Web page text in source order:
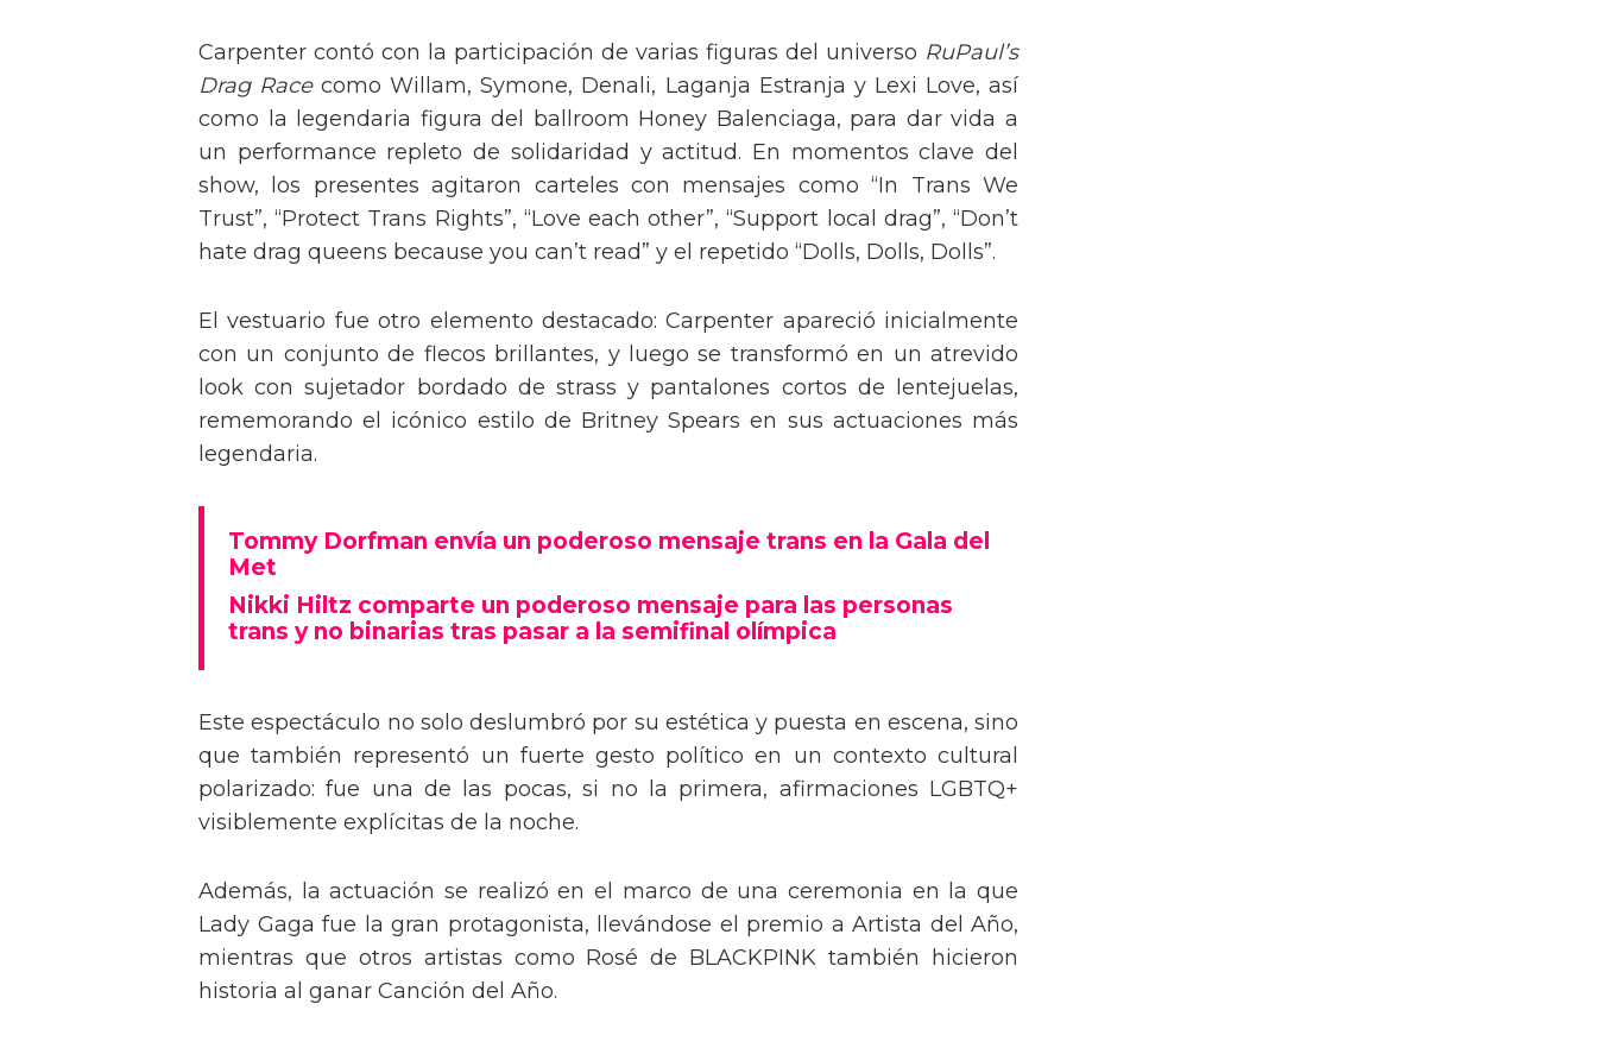
Carpenter contó con la participación de varias figuras del universo RuPaul’s
Drag Racecomo Willam, Symone, Denali, Laganja Estranja y Lexi Love, así
como la legendaria figura del ballroom Honey Balenciaga, para dar vida a
un performance repleto de solidaridad y actitud. En momentos clave del
show, los presentes agitaron carteles con mensajes como “In Trans We
Trust”, “Protect Trans Rights”, “Love each other”, “Support local drag”, “Don’t
hate drag queens because you can’t read” y el repetido “Dolls, Dolls, Dolls”.
El vestuario fue otro elemento destacado: Carpenter apareció inicialmente
con un conjunto de flecos brillantes, y luego se transformó en un atrevido
look con sujetador bordado de strass y pantalones cortos de lentejuelas,
rememorando el icónico estilo de Britney Spears en sus actuaciones más
legendaria.
Tommy Dorfman envía un poderoso mensaje trans en la Gala del
Met
Nikki Hiltz comparte un poderoso mensaje para las personas
trans y no binarias tras pasar a la semifinal olímpica
Este espectáculo no solo deslumbró por su estética y puesta en escena, sino
que también representó un fuerte gesto político en un contexto cultural
polarizado: fue una de las pocas, si no la primera, afirmaciones LGBTQ+
visiblemente explícitas de la noche.
Además, la actuación se realizó en el marco de una ceremonia en la que
Lady Gaga fue la gran protagonista, llevándose el premio a Artista del Año,
mientras que otros artistas como Rosé de BLACKPINK también hicieron
historia al ganar Canción del Año.